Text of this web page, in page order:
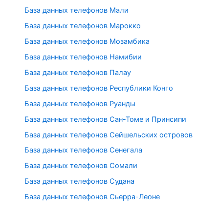
База данных телефонов Мали
База данных телефонов Марокко
База данных телефонов Мозамбика
База данных телефонов Намибии
База данных телефонов Палау
База данных телефонов Республики Конго
База данных телефонов Руанды
База данных телефонов Сан-Томе и Принсипи
База данных телефонов Сейшельских островов
База данных телефонов Сенегала
База данных телефонов Сомали
База данных телефонов Судана
База данных телефонов Сьерра-Леоне